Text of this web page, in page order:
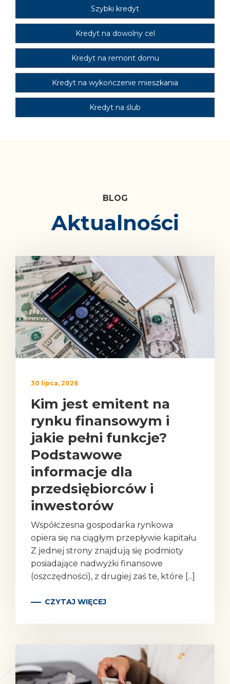
Szybki kredyt
Kredyt na dowolny cel
Kredyt na remont domu
Kredyt na wykończenie mieszkania
Kredyt na ślub
Blog
Aktualności
30 lipca, 2026
Kim jest emitent na
rynku finansowym i
jakie pełni funkcje?
Podstawowe
informacje dla
przedsiębiorców i
inwestorów
Współczesna gospodarka rynkowa
opiera się na ciągłym przepływie kapitału
Z jednej strony znajdują się podmioty
posiadające nadwyżki finansowe
(oszczędności), z drugiej zaś te, które [...]
CZYTAJ WIĘCEJ